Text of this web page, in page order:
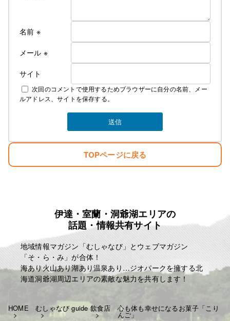
名前 ※
メール ※
サイト
次回のコメントで使用するためブラウザーに自分の名前、メー
ルアドレス、サイトを保存する。
TOPページに戻る
伊達・室蘭・洞爺湖エリアの
話題・情報共有サイト
地域情報マガジン「むしゃなび」とウェブマガジン
「そ・ら・み」が合体！
海あり火山あり湖あり温泉あり…ジオパークを擁する北
海道洞爺湖周辺エリアの素敵な魅力を共有します！
HOME むしゃなび guide 飲食店 心も体も幸せになるお菓子「こり
んご」